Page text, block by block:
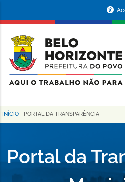
conteúdo
principal
da
Prefeitura
de
Horizonte
Trilha
navegação
INÍCIO - PORTAL DA TRANSPARÊNCIA
Portal da